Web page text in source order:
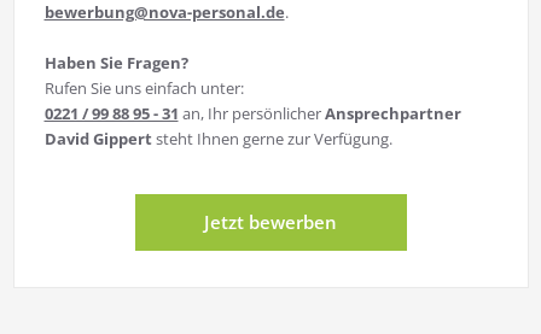
bewerbung@nova-personal.de.
Haben Sie Fragen?
Rufen Sie uns einfach unter:
0221 / 99 88 95 - 31 an, Ihr persönlicherAnsprechpartner
David Gippertsteht Ihnen gerne zur Verfügung.
Jetzt bewerben